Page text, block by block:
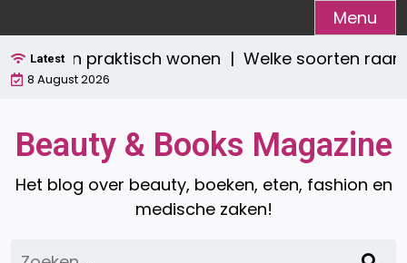
naar
de
inhoud
Menu
Latestén praktisch wonen | Welke soorten
8 August 2026
Beauty & Books Magazine
Het blog over beauty, boeken, eten, fashion en
medische zaken!
Zoeken